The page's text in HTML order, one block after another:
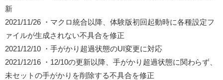
新
2021/11/26 ・マクロ統合以降、体験版初回起動時に各種設定フ
ァイルが生成されない不具合を修正
2021/12/10 ・手がかり超過状態のUI変更に対応
2021/12/16 ・12/10の更新以降、手がかり超過状態に関わらず、
未セットの手がかりを削除する不具合を修正